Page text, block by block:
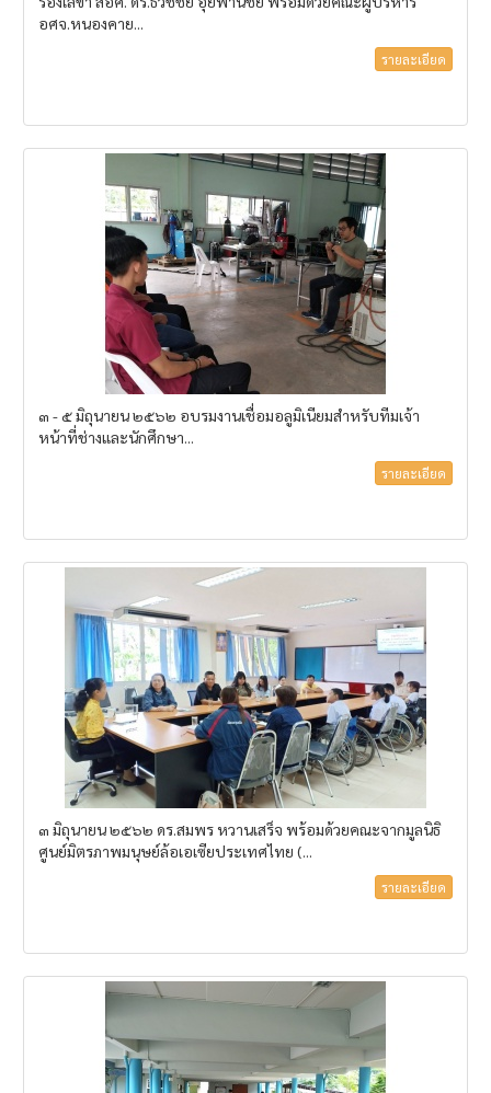
อศจ.หนองคาย...
รายละเอียด
๓ - ๕ มิถุนายน ๒๕๖๒ อบรมงานเชื่อมอลูมิเนียมสำหรับทีมเจ้า
หน้าที่ช่างและนักศึกษา...
รายละเอียด
๓ มิถุนายน ๒๕๖๒ ดร.สมพร หวานเสร็จ พร้อมด้วยคณะจากมูลนิธิ
ศูนย์มิตรภาพมนุษย์ล้อเอเซียประเทศไทย (...
รายละเอียด